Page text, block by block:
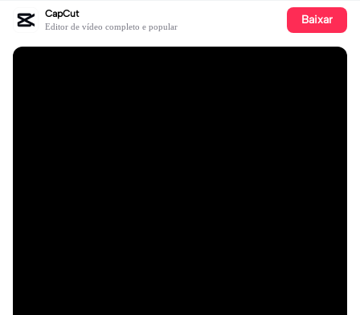
CapCut
Editor de vídeo completo e popular Baixar